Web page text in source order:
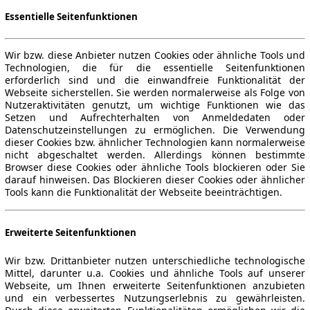
Essentielle Seitenfunktionen
Wir bzw. diese Anbieter nutzen Cookies oder ähnliche Tools und
Technologien, die für die essentielle Seitenfunktionen
erforderlich sind und die einwandfreie Funktionalität der
Webseite sicherstellen. Sie werden normalerweise als Folge von
Nutzeraktivitäten genutzt, um wichtige Funktionen wie das
Setzen und Aufrechterhalten von Anmeldedaten oder
Datenschutzeinstellungen zu ermöglichen. Die Verwendung
dieser Cookies bzw. ähnlicher Technologien kann normalerweise
nicht abgeschaltet werden. Allerdings können bestimmte
Browser diese Cookies oder ähnliche Tools blockieren oder Sie
darauf hinweisen. Das Blockieren dieser Cookies oder ähnlicher
Tools kann die Funktionalität der Webseite beeinträchtigen.
Erweiterte Seitenfunktionen
Wir bzw. Drittanbieter nutzen unterschiedliche technologische
Mittel, darunter u.a. Cookies und ähnliche Tools auf unserer
Webseite, um Ihnen erweiterte Seitenfunktionen anzubieten
und ein verbessertes Nutzungserlebnis zu gewährleisten.